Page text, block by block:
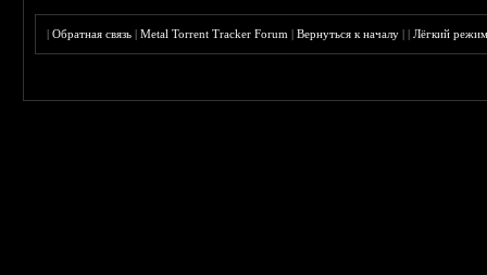
|Обратная связь |Metal Torrent Tracker Forum |Вернуться к началу ||Лёгкий